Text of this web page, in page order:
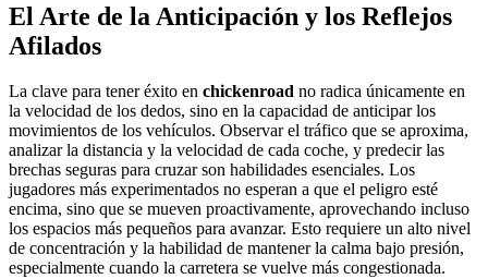
El Arte de la Anticipación y los Reflejos
Afilados
La clave para tener éxito en chickenroad no radica únicamente en
la velocidad de los dedos, sino en la capacidad de anticipar los
movimientos de los vehículos. Observar el tráfico que se aproxima,
analizar la distancia y la velocidad de cada coche, y predecir las
brechas seguras para cruzar son habilidades esenciales. Los
jugadores más experimentados no esperan a que el peligro esté
encima, sino que se mueven proactivamente, aprovechando incluso
los espacios más pequeños para avanzar. Esto requiere un alto nivel
de concentración y la habilidad de mantener la calma bajo presión,
especialmente cuando la carretera se vuelve más congestionada.